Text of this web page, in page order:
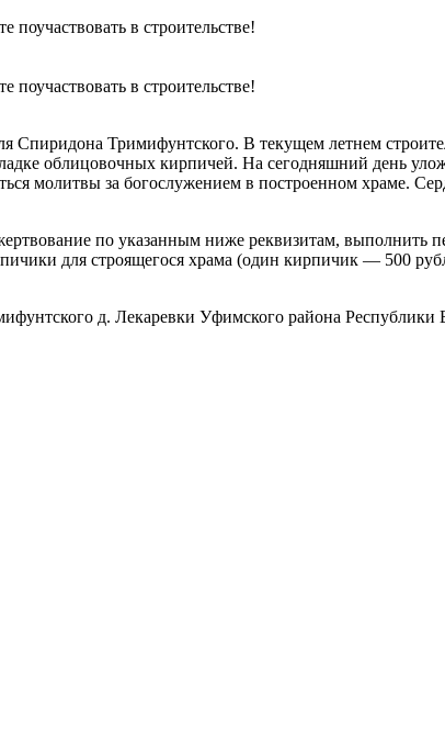
в строительстве!
в строительстве!
Спиридона Тримифунтского. В текущем летнем
облицовочных кирпичей. На сегодняшний день
молитвы за богослужением в построенном храме.
по указанным ниже реквизитам, выполнить
для строящегося храма (один кирпичик — 500
д. Лекаревки Уфимского района